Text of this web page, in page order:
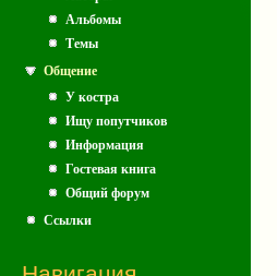
Альбомы
Темы
Общение
У костра
Ищу попутчиков
Информация
Гостевая книга
Общий форум
Ссылки